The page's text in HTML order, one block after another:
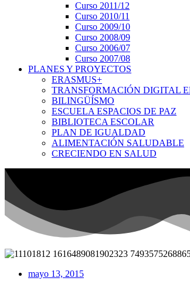
Curso 2011/12
Curso 2010/11
Curso 2009/10
Curso 2008/09
Curso 2006/07
Curso 2007/08
PLANES Y PROYECTOS
ERASMUS+
TRANSFORMACIÓN DIGITAL
BILINGÜÍSMO
ESCUELA ESPACIOS DE PAZ
BIBLIOTECA ESCOLAR
PLAN DE IGUALDAD
ALIMENTACIÓN SALUDABLE
CRECIENDO EN SALUD
mayo 13, 2015